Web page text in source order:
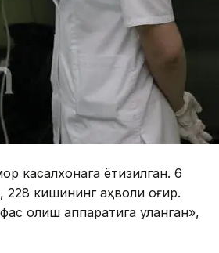
касалхонага ётқизилган. 6
кишининг аҳволи оғир.
олиш аппаратига уланган»,